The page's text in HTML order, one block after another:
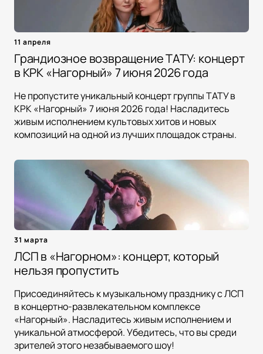
11 апреля
Грандиозное возвращение ТАТУ: концерт
в КРК «Нагорный» 7 июня 2026 года
Не пропустите уникальный концерт группы ТАТУ в
КРК «Нагорный» 7 июня 2026 года! Насладитесь
живым исполнением культовых хитов и новых
композиций на одной из лучших площадок страны.
31 марта
ЛСП в «Нагорном»: концерт, который
нельзя пропустить
Присоединяйтесь к музыкальному празднику с ЛСП
в концертно-развлекательном комплексе
«Нагорный». Насладитесь живым исполнением и
уникальной атмосферой. Убедитесь, что вы среди
зрителей этого незабываемого шоу!